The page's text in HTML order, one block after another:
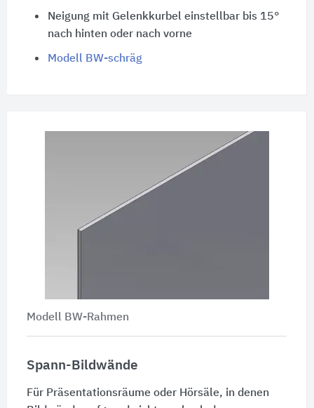
Neigung mit Gelenkkurbel einstellbar bis 15°
nach hinten oder nach vorne
Modell BW-schräg
Modell BW-Rahmen
Spann-Bildwände
Für Präsentationsräume oder Hörsäle, in denen